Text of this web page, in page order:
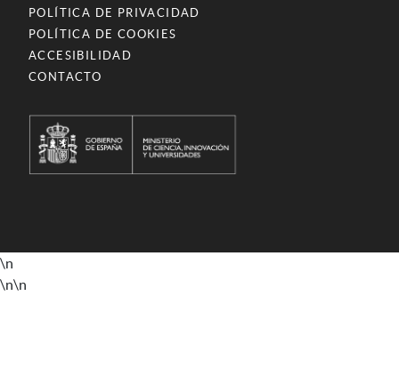
POLÍTICA DE PRIVACIDAD
POLÍTICA DE COOKIES
ACCESIBILIDAD
CONTACTO
\n
\n\n